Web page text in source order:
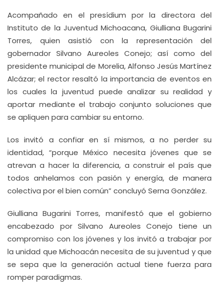
Acompañado en el presídium por la directora del
Instituto de la Juventud Michoacana, Giulliana Bugarini
Torres, quien asistió con la representación del
gobernador Silvano Aureoles Conejo; así como del
presidente municipal de Morelia, Alfonso Jesús Martínez
Alcázar; el rector resaltó la importancia de eventos en
los cuales la juventud puede analizar su realidad y
aportar mediante el trabajo conjunto soluciones que
se apliquen para cambiar su entorno.
Los invitó a confiar en sí mismos, a no perder su
identidad, “porque México necesita jóvenes que se
atrevan a hacer la diferencia, a construir el país que
todos anhelamos con pasión y energía, de manera
colectiva por el bien común” concluyó Serna González.
Giulliana Bugarini Torres, manifestó que el gobierno
encabezado por Silvano Aureoles Conejo tiene un
compromiso con los jóvenes y los invitó a trabajar por
la unidad que Michoacán necesita de su juventud y que
se sepa que la generación actual tiene fuerza para
romper paradigmas.